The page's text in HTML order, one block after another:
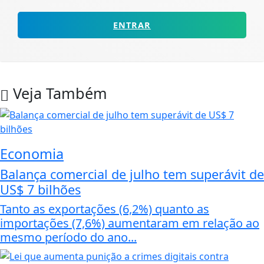
ENTRAR
Veja Também
Economia
Balança comercial de julho tem superávit de
US$ 7 bilhões
Tanto as exportações (6,2%) quanto as
importações (7,6%) aumentaram em relação ao
mesmo período do ano...